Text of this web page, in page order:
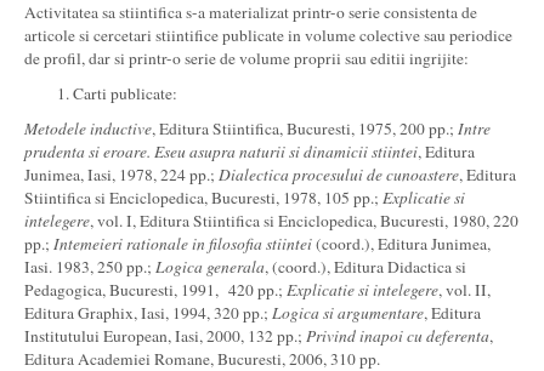
Activitatea sa stiintifica s-a materializat printr-o serie consistenta de
articole si cercetari stiintifice publicate in volume colective sau periodice
de profil, dar si printr-o serie de volume proprii sau editii ingrijite:
Carti publicate:
Metodele inductive, Editura Stiintifica, Bucuresti, 1975, 200 pp.; Intre
prudenta si eroare. Eseu asupra naturii si dinamicii stiintei, Editura
Junimea, Iasi, 1978, 224 pp.; Dialectica procesului de cunoastere, Editura
Stiintifica si Enciclopedica, Bucuresti, 1978, 105 pp.; Explicatie si
intelegere, vol. I, Editura Stiintifica si Enciclopedica, Bucuresti, 1980, 220
pp.; Intemeieri rationale in filosofia stiintei(coord.), Editura Junimea,
Iasi. 1983, 250 pp.; Logica generala, (coord.), Editura Didactica si
Pedagogica, Bucuresti, 1991, 420 pp.; Explicatie si intelegere, vol. II,
Editura Graphix, Iasi, 1994, 320 pp.; Logica si argumentare, Editura
Institutului European, Iasi, 2000, 132 pp.; Privind inapoi cu deferenta,
Editura Academiei Romane, Bucuresti, 2006, 310 pp.